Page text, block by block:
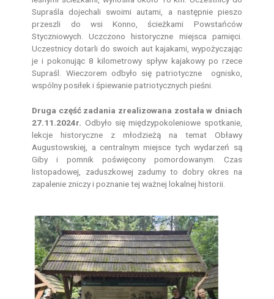
Supraśla dojechali swoimi autami, a następnie pieszo
przeszli do wsi Konno, ścieżkami Powstańców
Styczniowych. Uczczono historyczne miejsca pamięci.
Uczestnicy dotarli do swoich aut kajakami, wypożyczając
je i pokonując 8 kilometrowy spływ kajakowy po rzece
Supraśl. Wieczorem odbyło się patriotyczne ognisko,
wspólny posiłek i śpiewanie patriotycznych pieśni.
Druga część zadania zrealizowana została w dniach
27.11.2024r. Odbyło się międzypokoleniowe spotkanie,
lekcje historyczne z młodzieżą na temat Obławy
Augustowskiej, a centralnym miejsce tych wydarzeń są
Giby i pomnik poświęcony pomordowanym. Czas
listopadowej, zaduszkowej zadumy to dobry okres na
zapalenie zniczy i poznanie tej ważnej lokalnej historii.